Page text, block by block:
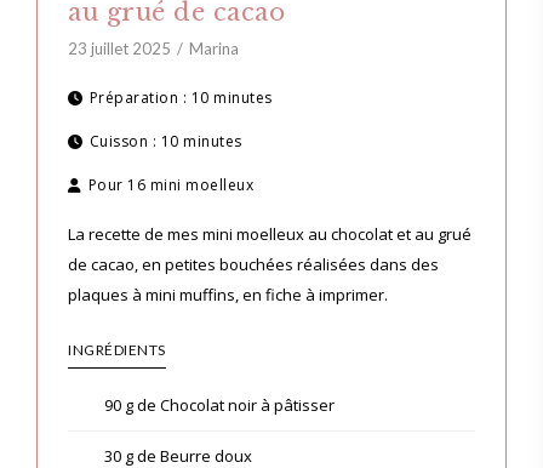
au grué de cacao
23 juillet 2025 Marina
Préparation : 10 minutes
Cuisson : 10 minutes
Pour 16 mini moelleux
La recette de mes mini moelleux au chocolat et au grué
de cacao, en petites bouchées réalisées dans des
plaques à mini muffins, en fiche à imprimer.
INGRÉDIENTS
90 g de Chocolat noir à pâtisser
30 g de Beurre doux